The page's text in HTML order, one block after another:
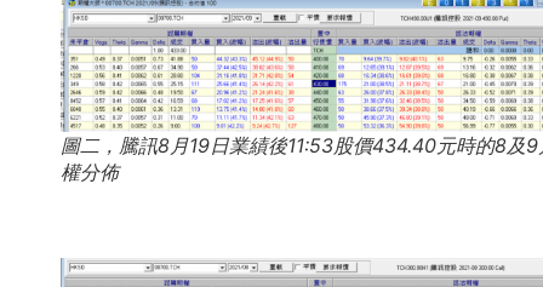
圖二，騰訊8月19日業績後11:53股價434.40元時的8及9
權分佈